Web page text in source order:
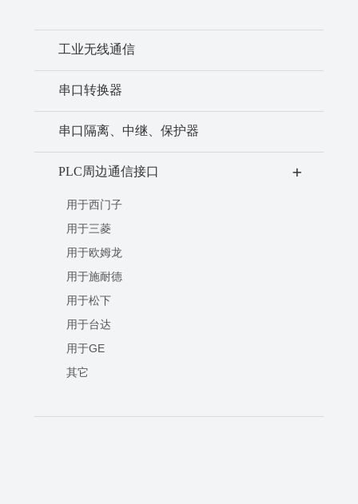
工业无线通信
串口转换器
串口隔离、中继、保护器
PLC周边通信接口 +
用于西门子
用于三菱
用于欧姆龙
用于施耐德
用于松下
用于台达
用于GE
其它